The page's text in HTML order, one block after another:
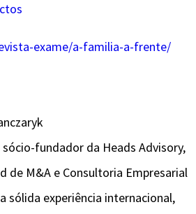
exame/a-familia-a-frente/
sócio-fundador da Heads Advisory,
de M&A e Consultoria Empresarial
sólida experiência internacional,